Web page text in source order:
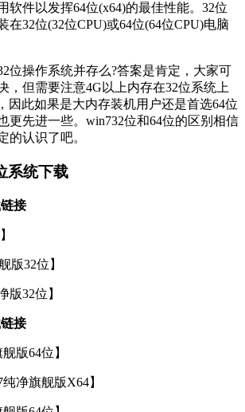
软件以发挥64位(x64)的最佳性能。32位
在32位(32位CPU)或64位(64位CPU)电脑
位操作系统并存么?答案是肯定，大家可
，但需要注意4G以上内存在32位系统上
因此如果是大内存装机用户还是首选64位
更先进一些。win732位和64位的区别相信
的认识了吧。
系统下载
接
版32位】
版32位】
接
版64位】
净旗舰版X64】